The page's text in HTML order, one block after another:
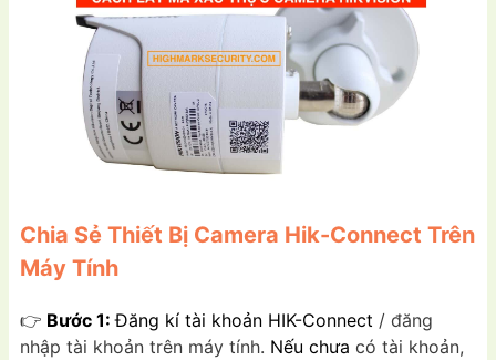
Chia Sẻ Thiết Bị Camera Hik-Connect Trên
Máy Tính
👉 Bước 1:Đăng kí tài khoản HIK-Connect / đăng
nhập tài khoản trên máy tính. Nếu chưa có tài khoản,